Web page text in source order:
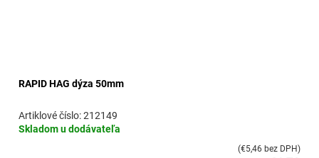
RAPID HAG dýza 50mm
Skladom u dodávateľa
212149
(€5,46 bez DPH)